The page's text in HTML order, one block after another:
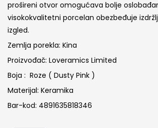
prošireni otvor omogućava bolje
visokokvalitetni porcelan obezbeđuje
izgled.
Zemlja porekla: Kina
Proizvođač: Loveramics Limited
Boja : Roze ( Dusty Pink )
Materijal: Keramika
Bar-kod: 4891635818346